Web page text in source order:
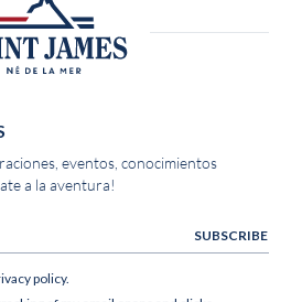
eventos, conocimientos
a la aventura!